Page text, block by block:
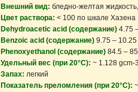
Внешний вид: бледно-желтая жидкость,
Цвет раствора: < 100 по шкале Хазена
Dehydroacetic acid (содержание) 4.75
Benzoic acid (содержание) 9.75 – 10.25
Phenoxyethanol (содержание) 84.5 –
Удельный вес (при 20°C): ~ 1.128 gcm-3
Запах: легкий
Показатель преломления (при 20°C):